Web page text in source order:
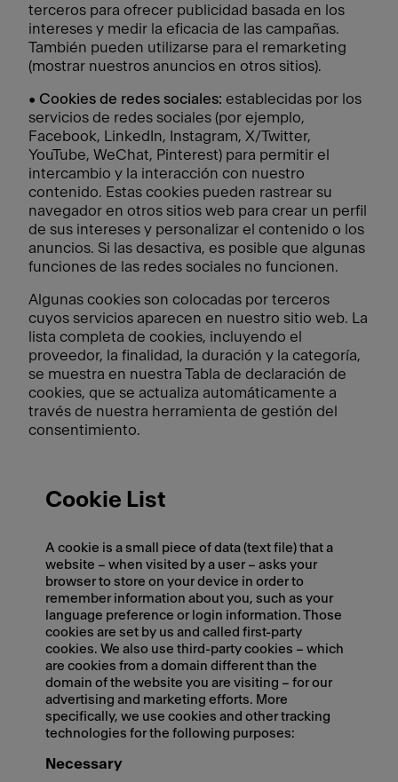
terceros para ofrecer publicidad basada en los
intereses y medir la eficacia de las campañas.
También pueden utilizarse para el remarketing
(mostrar nuestros anuncios en otros sitios).
• Cookies de redes sociales: establecidas por los
servicios de redes sociales (por ejemplo,
Facebook, LinkedIn, Instagram, X/Twitter,
YouTube, WeChat, Pinterest) para permitir el
intercambio y la interacción con nuestro
contenido. Estas cookies pueden rastrear su
navegador en otros sitios web para crear un perfil
de sus intereses y personalizar el contenido o los
anuncios. Si las desactiva, es posible que algunas
funciones de las redes sociales no funcionen.
Algunas cookies son colocadas por terceros
cuyos servicios aparecen en nuestro sitio web. La
lista completa de cookies, incluyendo el
proveedor, la finalidad, la duración y la categoría,
se muestra en nuestra Tabla de declaración de
cookies, que se actualiza automáticamente a
través de nuestra herramienta de gestión del
consentimiento.
Cookie List
A cookie is a small piece of data (text file) that a
website – when visited by a user – asks your
browser to store on your device in order to
remember information about you, such as your
language preference or login information. Those
cookies are set by us and called first-party
cookies. We also use third-party cookies – which
are cookies from a domain different than the
domain of the website you are visiting – for our
advertising and marketing efforts. More
specifically, we use cookies and other tracking
technologies for the following purposes:
Necessary